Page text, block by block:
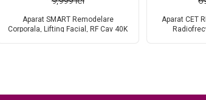
Aparat SMART Remodelare
Corporala, Lifting Facial, RF Cav 40K
Aparat CET